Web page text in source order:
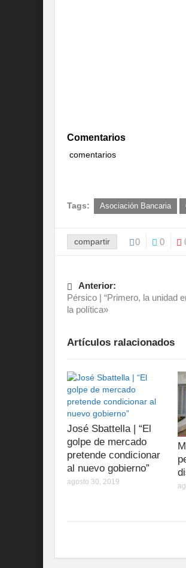
Comentarios
comentarios
Tags: Asociación Bancaria
compartir 0 0
Anterior:
Pérsico | “Primero, la unidad
la política»
Artículos ralacionados
José Sbattella | “El
golpe de mercado
pretende condicionar
al nuevo gobierno”
agosto 30, 2019